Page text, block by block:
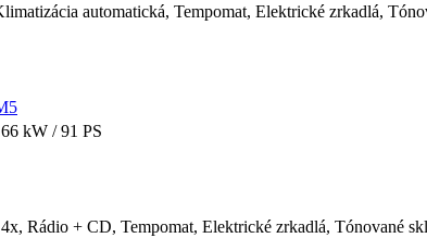
automatická, Tempomat, Elektrické zrkadlá,
66 kW / 91 PS
Rádio + CD, Tempomat, Elektrické zrkadlá, Tónované